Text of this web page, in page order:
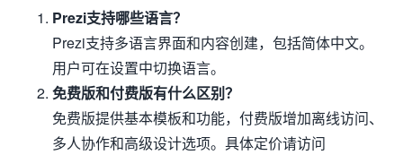
Prezi支持哪些语言？
Prezi支持多语言界面和内容创建，包括简体中文。
用户可在设置中切换语言。
免费版和付费版有什么区别？
免费版提供基本模板和功能，付费版增加离线访问、
多人协作和高级设计选项。具体定价请访问